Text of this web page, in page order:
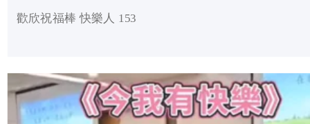
歡欣祝福棒 快樂人 153